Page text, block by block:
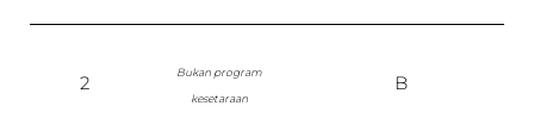
2
Bukan program
kesetaraan
B